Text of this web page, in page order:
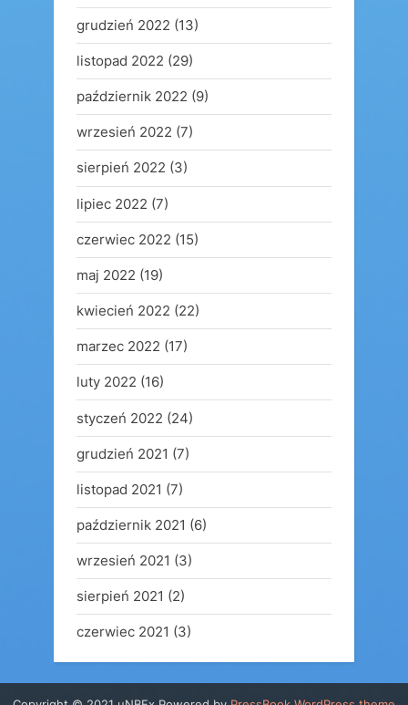
grudzień 2022 (13)
listopad 2022 (29)
październik 2022 (9)
wrzesień 2022 (7)
sierpień 2022 (3)
lipiec 2022 (7)
czerwiec 2022 (15)
maj 2022 (19)
kwiecień 2022 (22)
marzec 2022 (17)
luty 2022 (16)
styczeń 2022 (24)
grudzień 2021 (7)
listopad 2021 (7)
październik 2021 (6)
wrzesień 2021 (3)
sierpień 2021 (2)
czerwiec 2021 (3)